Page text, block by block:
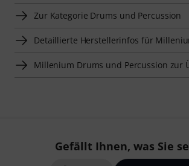
Zur Kategorie Drums und Percussion
Detaillierte Herstellerinfos für
Millenium Drums und Percussion zur
Gefällt Ihnen, was Sie